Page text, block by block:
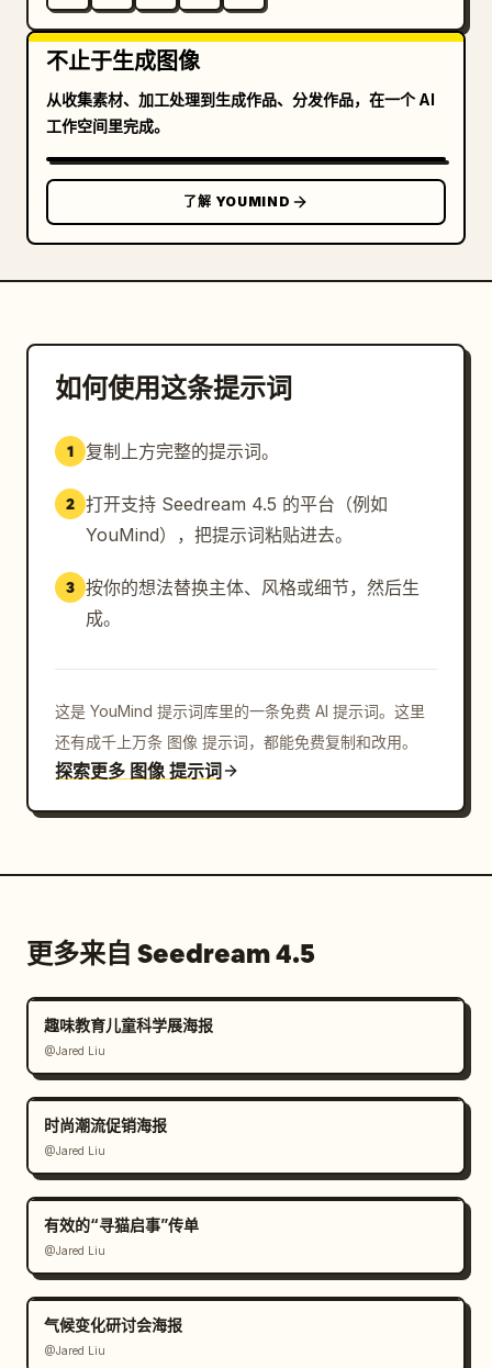
不止于生成图像
从收集素材、加工处理到生成作品、分发作品，在一个 AI
工作空间里完成。
了解 YOUMIND
如何使用这条提示词
1 复制上方完整的提示词。
2 打开支持 Seedream 4.5 的平台（例如
YouMind），把提示词粘贴进去。
3 按你的想法替换主体、风格或细节，然后生
成。
这是 YouMind 提示词库里的一条免费 AI 提示词。这里
还有成千上万条 图像 提示词，都能免费复制和改用。
探索更多 图像 提示词
更多来自 Seedream 4.5
趣味教育儿童科学展海报
@Jared Liu
时尚潮流促销海报
@Jared Liu
有效的“寻猫启事”传单
@Jared Liu
气候变化研讨会海报
@Jared Liu